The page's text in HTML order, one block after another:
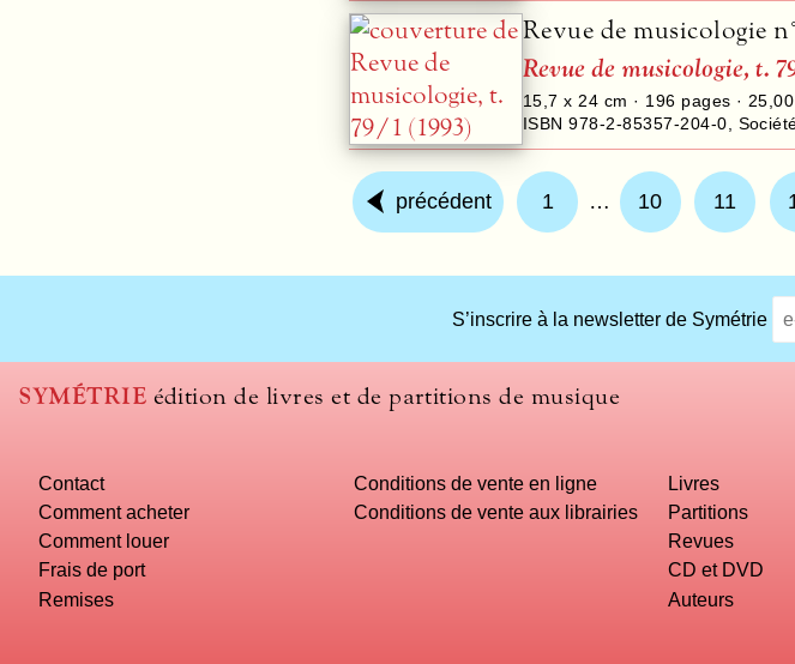
Revue de musicologie
Revue de musicologie, t.
15,7 x 24 cm · 196 pages ·
ISBN 978-2-85357-204-0
précédent 1 … 10 11
S’inscrire à la newsletter de Symétrie
SYMÉTRIE édition de livres et de partitions de musique
Contact
Comment acheter
Comment louer
Frais de port
Remises
Conditions de vente en ligne
Conditions de vente aux librairies
Livres
Partitions
Revues
CD et DVD
Auteurs